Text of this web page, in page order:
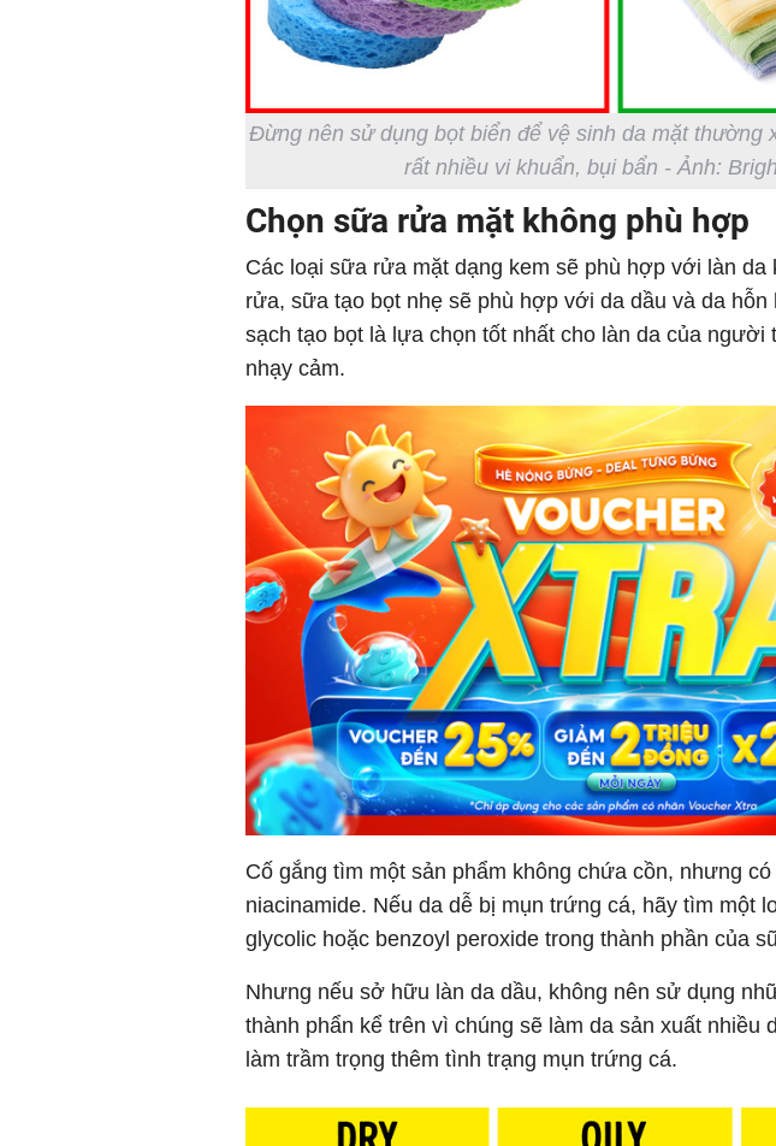
Đừng nên sử dụng bọt biển để vệ sinh da mặt thường
rất nhiều vi khuẩn, bụi bẩn - Ảnh:
Chọn sữa rửa mặt không phù hợp
Các loại sữa rửa mặt dạng kem sẽ phù hợp với làn da
rửa, sữa tạo bọt nhẹ sẽ phù hợp với da dầu và da hỗn
sạch tạo bọt là lựa chọn tốt nhất cho làn da của người
nhạy cảm.
Cố gắng tìm một sản phẩm không chứa cồn, nhưng
niacinamide. Nếu da dễ bị mụn trứng cá, hãy tìm một
glycolic hoặc benzoyl peroxide trong thành phần của
Nhưng nếu sở hữu làn da dầu, không nên sử dụng
thành phẩn kể trên vì chúng sẽ làm da sản xuất nhiều
làm trầm trọng thêm tình trạng mụn trứng cá.